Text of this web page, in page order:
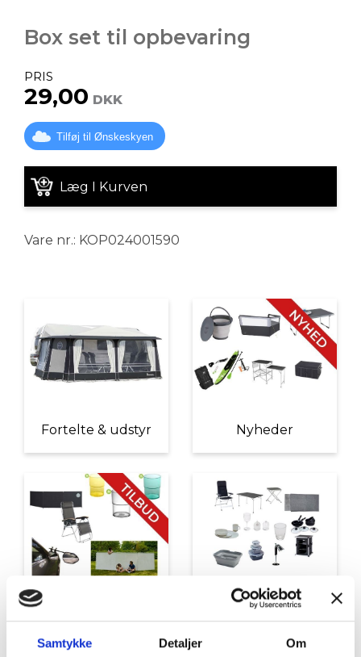
Samtykke Detaljer Om
Box set til opbevaring
PRIS
29,00 DKK
Tilføj til Ønskeskyen
Læg I Kurven
Vare nr.: KOP024001590
Fortelte & udstyr Nyheder
Autocamper udstyr